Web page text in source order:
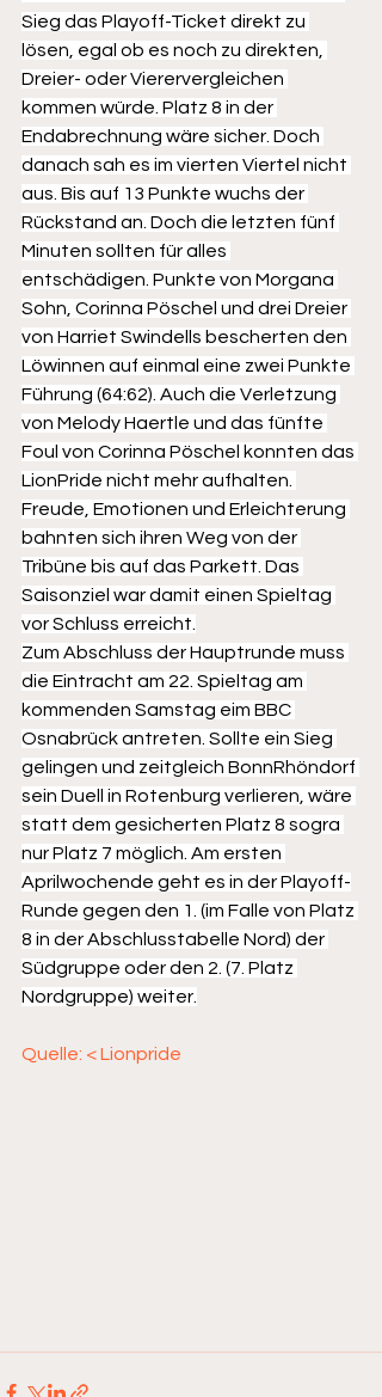
Sieg das Playoff-Ticket direkt zu
lösen, egal ob es noch zu direkten,
Dreier- oder Vierervergleichen
kommen würde. Platz 8 in der
Endabrechnung wäre sicher. Doch
danach sah es im vierten Viertel nicht
aus. Bis auf 13 Punkte wuchs der
Rückstand an. Doch die letzten fünf
Minuten sollten für alles
entschädigen. Punkte von Morgana
Sohn, Corinna Pöschel und drei Dreier
von Harriet Swindells bescherten den
Löwinnen auf einmal eine zwei Punkte
Führung (64:62). Auch die Verletzung
von Melody Haertle und das fünfte
Foul von Corinna Pöschel konnten das
LionPride nicht mehr aufhalten.
Freude, Emotionen und Erleichterung
bahnten sich ihren Weg von der
Tribüne bis auf das Parkett. Das
Saisonziel war damit einen Spieltag
vor Schluss erreicht.
Zum Abschluss der Hauptrunde muss
die Eintracht am 22. Spieltag am
kommenden Samstag eim BBC
Osnabrück antreten. Sollte ein Sieg
gelingen und zeitgleich BonnRhöndorf
sein Duell in Rotenburg verlieren, wäre
statt dem gesicherten Platz 8 sogra
nur Platz 7 möglich. Am ersten
Aprilwochende geht es in der Playoff-
Runde gegen den 1. (im Falle von Platz
8 in der Abschlusstabelle Nord) der
Südgruppe oder den 2. (7. Platz
Nordgruppe) weiter.
Quelle: < Lionpride